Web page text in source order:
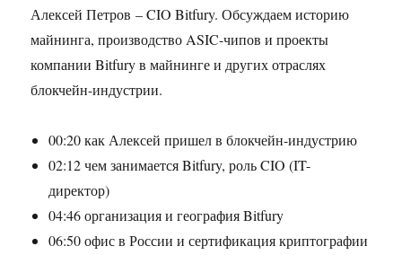
Алексей Петров – CIO Bitfury. Обсуждаем историю
майнинга, производство ASIC-чипов и проекты
компании Bitfury в майнинге и других отраслях
блокчейн-индустрии.
00:20 как Алексей пришел в блокчейн-индустрию
02:12 чем занимается Bitfury, роль CIO (IT-
директор)
04:46 организация и география Bitfury
06:50 офис в России и сертификация криптографии